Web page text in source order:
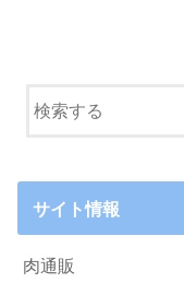
サイト情報
肉通販